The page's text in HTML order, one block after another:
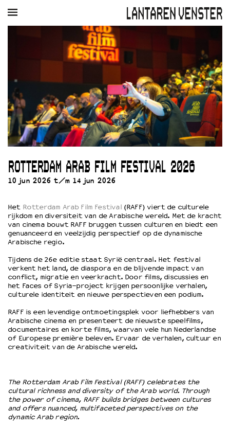
MUZIEK RESTAURANT
Winkelmandje
Zoek
PLAN JE BEZOEK
Openingstijden & contact
Bereikbaarheid
Kaartverkoop
EDUCATIE
Schoolvoorstellingen
Filmprogramma’s VO/MBO
Speciale educatieprogramma’s
OVER LANTARENVENSTER
Wat we doen
Werken bij
Wie is wie
Historie
Partners
Huisregels
Duurzaamheid
Culturele boycot Israël
Ruimte voor artistieke vrijheid – VNPF
ROTTERDAM ARAB FILM FESTIVAL 2026
10 jun 2026 t/m 14 jun 2026
Het Rotterdam Arab Film Festival(RAFF) viert de culturele
rijkdom en diversiteit van de Arabische wereld. Met de kracht
van cinema bouwt RAFF bruggen tussen culturen en biedt een
genuanceerd en veelzijdig perspectief op de dynamische
Arabische regio.
Tijdens de 26e editie staat Syrië centraal. Het festival
verkent het land, de diaspora en de blijvende impact van
conflict, migratie en veerkracht. Door films, discussies en
het Faces of Syria-project krijgen persoonlijke verhalen,
culturele identiteit en nieuwe perspectieven een podium.
RAFF is een levendige ontmoetingsplek voor liefhebbers van
Arabische cinema en presenteert de nieuwste speelfilms,
documentaires en korte films, waarvan vele hun Nederlandse
of Europese première beleven. Ervaar de verhalen, cultuur en
creativiteit van de Arabische wereld.
The Rotterdam Arab Film Festival (RAFF) celebrates the
cultural richness and diversity of the Arab world. Through
the power of cinema, RAFF builds bridges between cultures
and offers nuanced, multifaceted perspectives on the
dynamic Arab region.